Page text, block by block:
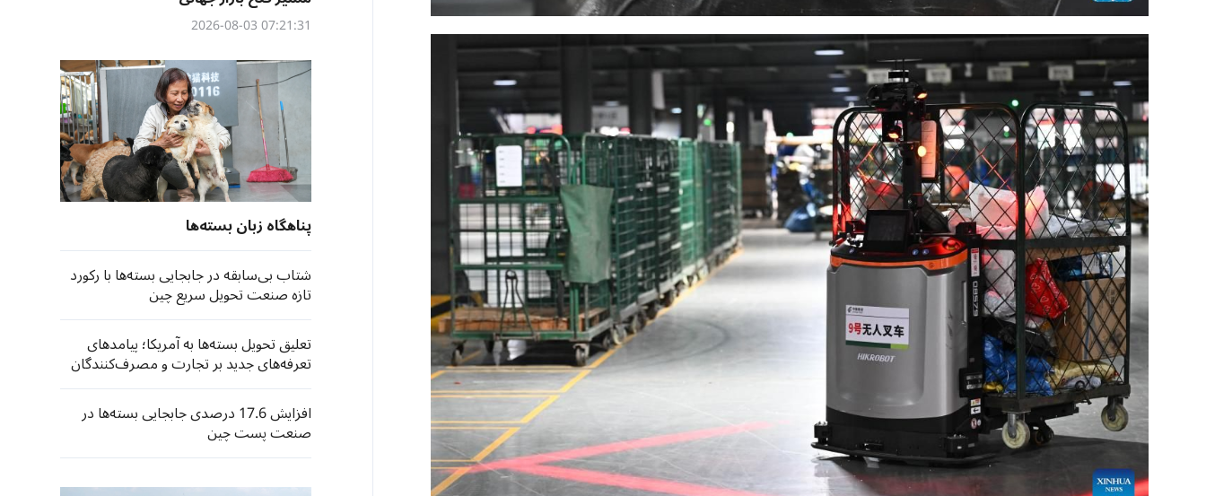
07:21:31 2026-08-03
پناهگاه زبان بسته‌ها
شتاب بی‌سابقه در جابجایی بسته‌ها با رکورد
تازه صنعت تحویل سریع چین
تعلیق تحویل بسته‌ها به آمریکا؛ پیامدهای
تعرفه‌های جدید بر تجارت و مصرف‌کنندگان
افزایش 17.6 درصدی جابجایی بسته‌ها در
صنعت پست چین